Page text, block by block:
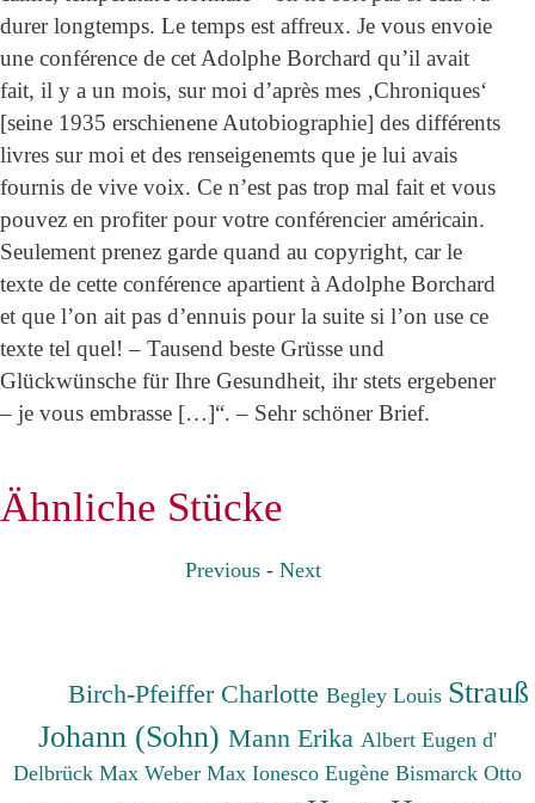
durer longtemps. Le temps est affreux. Je vous envoie
une conférence de cet Adolphe Borchard qu’il avait
fait, il y a un mois, sur moi d’après mes ‚Chroniques‘
[seine 1935 erschienene Autobiographie] des différents
livres sur moi et des renseigenemts que je lui avais
fournis de vive voix. Ce n’est pas trop mal fait et vous
pouvez en profiter pour votre conférencier américain.
Seulement prenez garde quand au copyright, car le
texte de cette conférence apartient à Adolphe Borchard
et que l’on ait pas d’ennuis pour la suite si l’on use ce
texte tel quel! – Tausend beste Grüsse und
Glückwünsche für Ihre Gesundheit, ihr stets ergebener
– je vous embrasse […]“. – Sehr schöner Brief.
Ähnliche Stücke
Previous- Next
Birch-Pfeiffer CharlotteBegley Louis Strauß
Johann (Sohn) Mann Erika Albert Eugen d'
Delbrück Max Weber Max Ionesco Eugène Bismarck Otto